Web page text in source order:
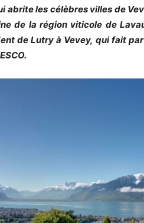
abrite les célèbres villes de
de la région viticole de
de Lutry à Vevey, qui fait